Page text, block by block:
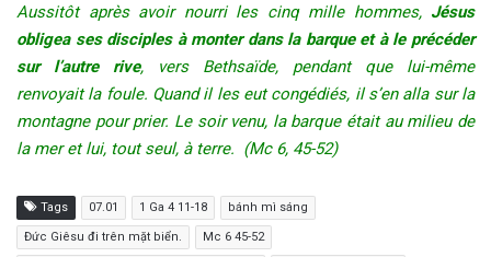
Aussitôt après avoir nourri les cinq mille hommes, Jésus
obligea ses disciples à monter dans la barque et à le précéder
sur l’autre rive, vers Bethsaïde, pendant que lui-même
renvoyait la foule. Quand il les eut congédiés, il s’en alla sur la
montagne pour prier. Le soir venu, la barque était au milieu de
la mer et lui, tout seul, à terre. (Mc 6, 45-52)
Tags 07.01 1 Ga 4 11-18 bánh mì sáng
Đức Giêsu đi trên mặt biển. Mc 6 45-52